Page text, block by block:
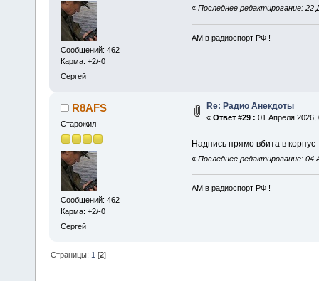
Сообщений: 462
Карма: +2/-0
Сергей
« Последнее редактирование: 22
АМ в радиоспорт РФ !
R8AFS
Старожил
Сообщений: 462
Карма: +2/-0
Сергей
Re: Радио Анекдоты
« Ответ #29 : 01 Апреля 2026,
Надпись прямо вбита в корпус
« Последнее редактирование: 04
АМ в радиоспорт РФ !
Страницы: 1 [2]